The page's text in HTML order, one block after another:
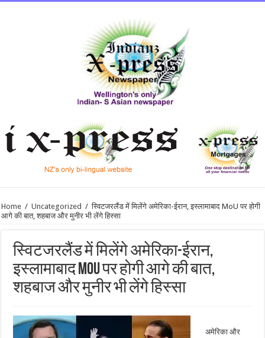
Home / Uncategorized / स्विटजरलैंड में मिलेंगे अमेरिका-ईरान, इस्लामाबाद MoU पर होगी
आगे की बात, शहबाज और मुनीर भी लेंगे हिस्सा
स्विटजरलैंड में मिलेंगे अमेरिका-ईरान,
इस्लामाबाद MoU पर होगी आगे की बात,
शहबाज और मुनीर भी लेंगे हिस्सा
अमेरिका और